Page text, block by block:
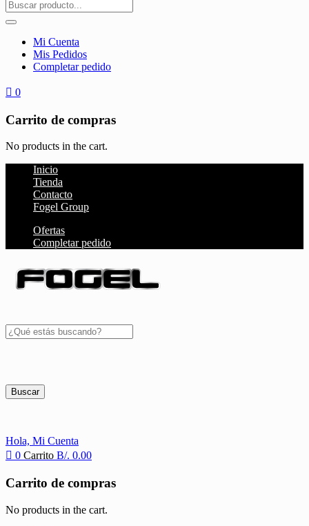
Mi Cuenta
Mis Pedidos
Completar pedido
0
Carrito de compras
No products in the cart.
Inicio
Tienda
Contacto
Fogel Group
Ofertas
Completar pedido
Buscar
Hola, Mi Cuenta
0 Carrito B/. 0.00
Carrito de compras
No products in the cart.